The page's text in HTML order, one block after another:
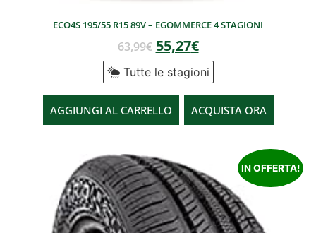
ECO4S 195/55 R15 89V – EGOMMERCE 4 STAGIONI
63,99€ 55,27€
Tutte le stagioni
AGGIUNGI AL CARRELLO ACQUISTA ORA
IN OFFERTA!